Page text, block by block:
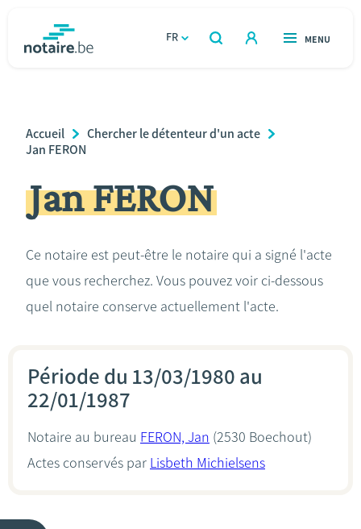
FR
OUVERT
RECHERCHER
OUVERT
MENU
Relations et vivre ensemble
Héritage et donations
Le notaire
Breadcrumb
Accueil
Chercher le détenteur d'un acte
Jan FERON
Jan FERON
Ce notaire est peut-être le notaire qui a signé l'acte
que vous recherchez. Vous pouvez voir ci-dessous
quel notaire conserve actuellement l'acte.
Période du 13/03/1980 au
22/01/1987
Notaire au bureau FERON, Jan (2530 Boechout)
Actes conservés par Lisbeth Michielsens